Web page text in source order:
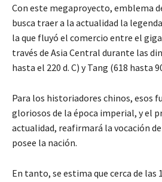
Con este megaproyecto, emblema
busca traer a la actualidad la
la que fluyó el comercio entre el
través de Asia Central durante las
hasta el 220 d. C) y Tang (618 hasta
Para los historiadores chinos, esos
gloriosos de la época imperial, y el
actualidad, reafirmará la vocación
posee la nación.
En tanto, se estima que cerca de las